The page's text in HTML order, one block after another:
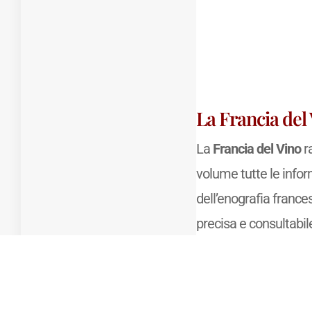
La Francia del
La Francia del Vino
volume tutte le
dell’enografia
precisa e